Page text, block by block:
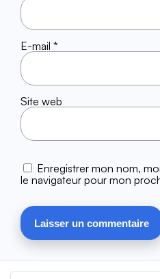
E-mail *
Site web
Enregistrer mon nom,
le navigateur pour mon